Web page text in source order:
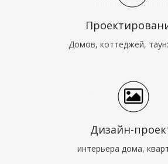
Домов, коттеджей,
Дизайн-
интерьера дома,